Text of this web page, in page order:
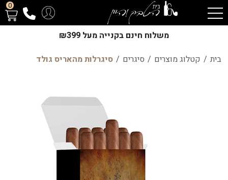
0
משלוח חינם בקנייה מעל ₪399
בית / קטלוג מוצרים / סיגרים / סיגרלות מהאריס גולד